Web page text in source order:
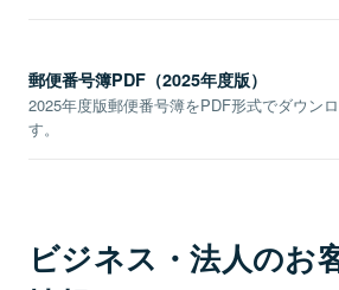
郵便番号簿PDF（2025年度版）
2025年度版郵便番号簿をPDF形式でダウン
す。
ビジネス・法人のお